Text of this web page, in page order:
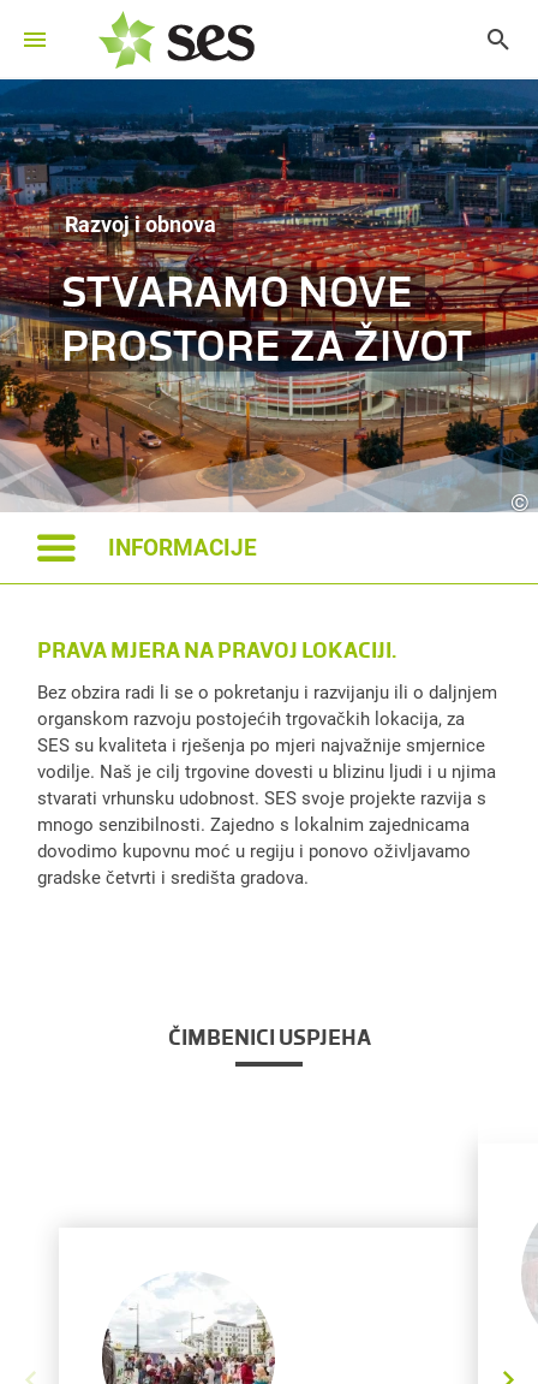
Razvoj i obnova
STVARAMO NOVE
PROSTORE ZA ŽIVOT
©
INFORMACIJE
PRAVA MJERA NA PRAVOJ LOKACIJI.
Bez obzira radi li se o pokretanju i razvijanju ili o daljnjem
organskom razvoju postojećih trgovačkih lokacija, za
SES su kvaliteta i rješenja po mjeri najvažnije smjernice
vodilje. Naš je cilj trgovine dovesti u blizinu ljudi i u njima
stvarati vrhunsku udobnost. SES svoje projekte razvija s
mnogo senzibilnosti. Zajedno s lokalnim zajednicama
dovodimo kupovnu moć u regiju i ponovo oživljavamo
gradske četvrti i središta gradova.
ČIMBENICI USPJEHA